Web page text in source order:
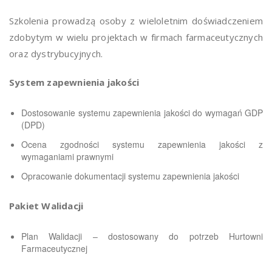
Szkolenia prowadzą osoby z wieloletnim doświadczeniem
zdobytym w wielu projektach w firmach farmaceutycznych
oraz dystrybucyjnych.
System zapewnienia jakości
Dostosowanie systemu zapewnienia jakości do wymagań GDP
(DPD)
Ocena zgodności systemu zapewnienia jakości z
wymaganiami prawnymi
Opracowanie dokumentacji systemu zapewnienia jakości
Pakiet Walidacji
Plan Walidacji – dostosowany do potrzeb Hurtowni
Farmaceutycznej